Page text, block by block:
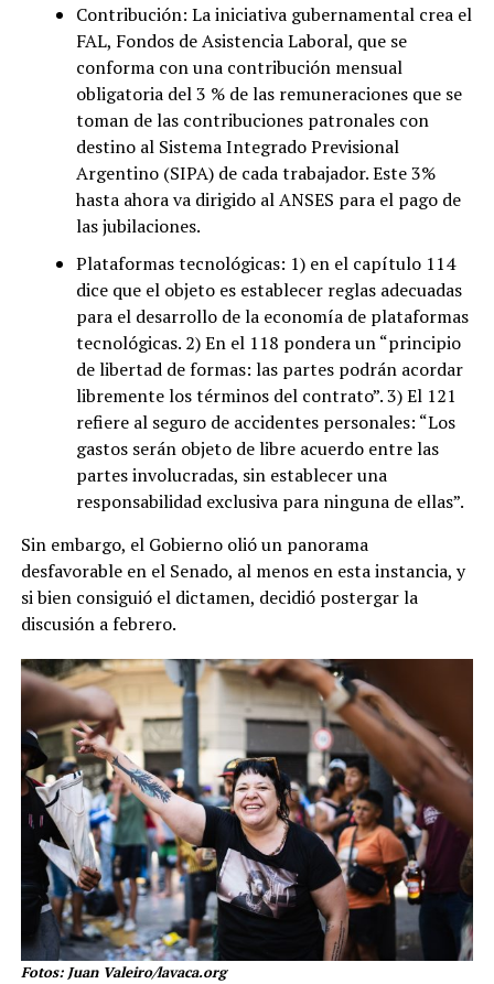
Contribución: La iniciativa gubernamental crea el
FAL, Fondos de Asistencia Laboral, que se
conforma con una contribución mensual
obligatoria del 3 % de las remuneraciones que se
toman de las contribuciones patronales con
destino al Sistema Integrado Previsional
Argentino (SIPA) de cada trabajador. Este 3%
hasta ahora va dirigido al ANSES para el pago de
las jubilaciones.
Plataformas tecnológicas: 1) en el capítulo 114
dice que el objeto es establecer reglas adecuadas
para el desarrollo de la economía de plataformas
tecnológicas. 2) En el 118 pondera un “principio
de libertad de formas: las partes podrán acordar
libremente los términos del contrato”. 3) El 121
refiere al seguro de accidentes personales: “Los
gastos serán objeto de libre acuerdo entre las
partes involucradas, sin establecer una
responsabilidad exclusiva para ninguna de ellas”.
Sin embargo, el Gobierno olió un panorama
desfavorable en el Senado, al menos en esta instancia, y
si bien consiguió el dictamen, decidió postergar la
discusión a febrero.
Fotos: Juan Valeiro/lavaca.org